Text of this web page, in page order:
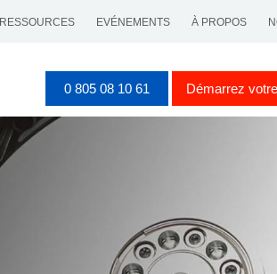
RESSOURCES EVÉNEMENTS À PROPOS
0 805 08 10 61 Démarrez